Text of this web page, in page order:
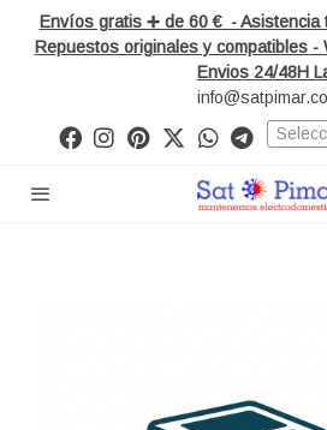
Envíos gratis ➕ de 60 € - Asistencia
Repuestos originales y compatibles -
Envios 24/48H